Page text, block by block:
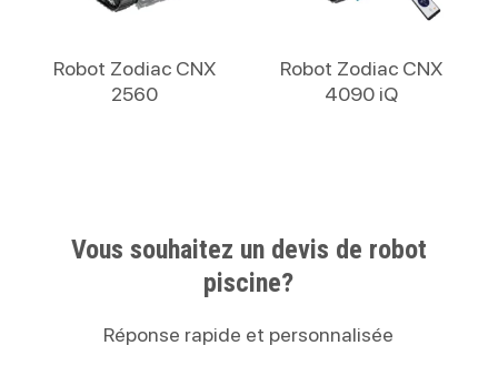
Robot Zodiac CNX
2560
Robot Zodiac CNX
4090 iQ
Vous souhaitez un devis de robot
piscine?
Réponse rapide et personnalisée